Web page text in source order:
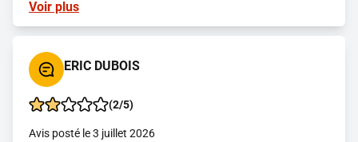
Voir plus
ERIC DUBOIS
(2/5)
Avis posté le 3 juillet 2026